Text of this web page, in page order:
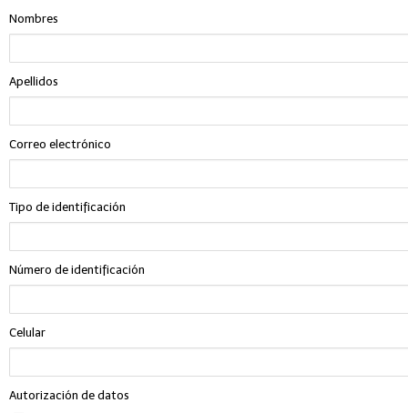
Nombres
Apellidos
Correo electrónico
Tipo de identificación
Número de identificación
Celular
Autorización de datos